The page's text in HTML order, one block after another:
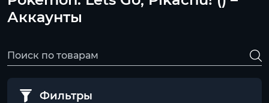
Аккаунты
Фильтры